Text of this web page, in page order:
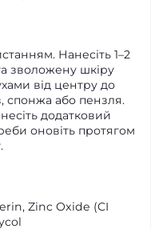
Нанесіть 1–2
зволожену шкіру
від центру до
спонжа або пензля.
додатковий
оновіть протягом
Zinc Oxide (CI